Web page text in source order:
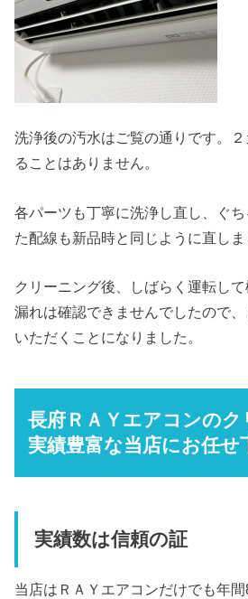
洗浄後の汚水はご覧の通りです。
ることはありません。
各パーツも丁寧に洗浄し直し、ぐ
た配線も新品時と同じように直しま
クリーニング後、しばらく運転し
漏れは確認できませんでしたので
いただくことになりました。
長府ＲＡＹエアコンのク
実績豊富な当店にお任せ
実績数は信頼の証
当店はＲＡＹエアコンだけでも年